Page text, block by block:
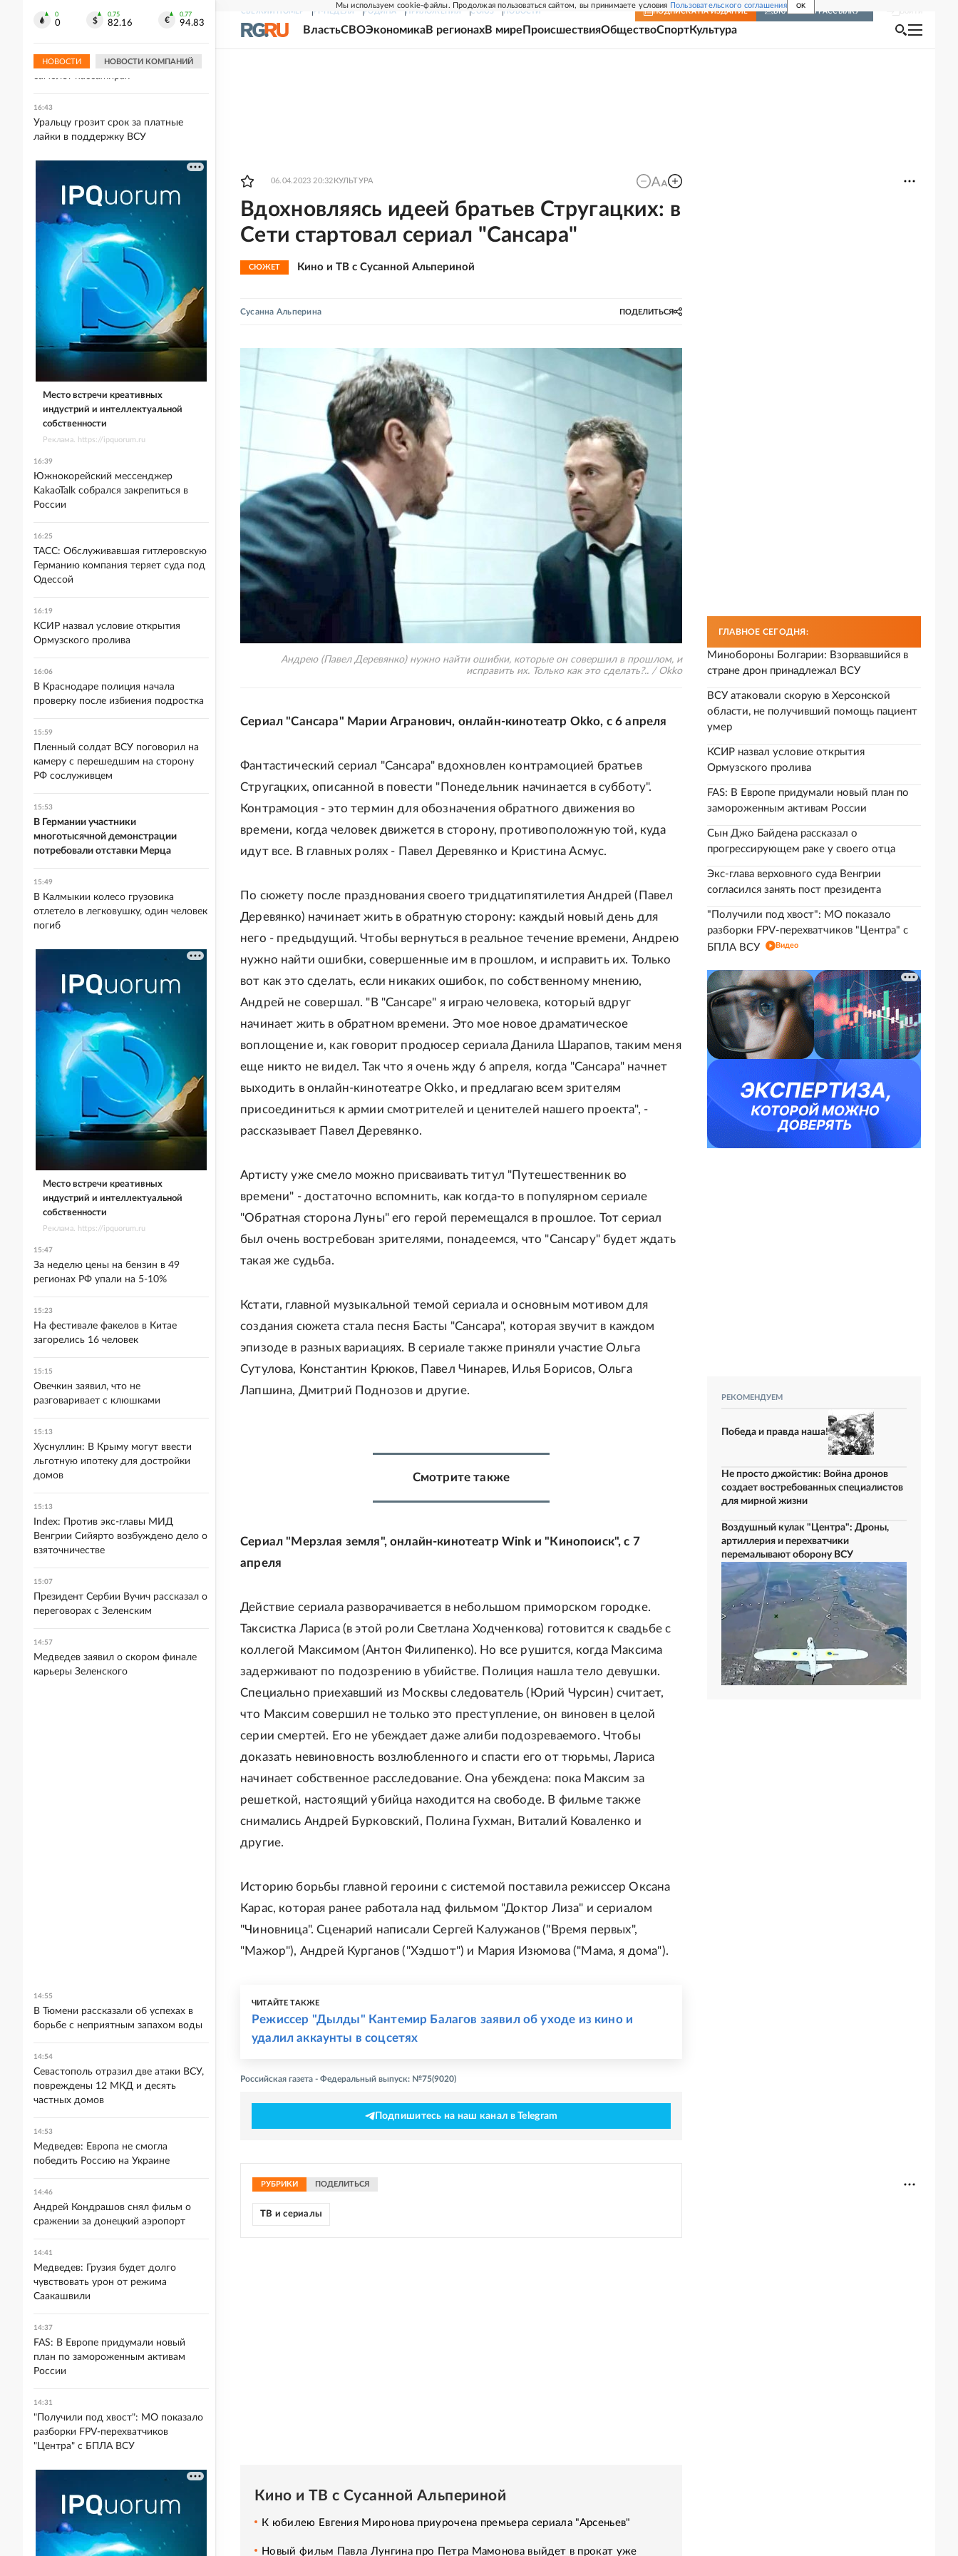
Мы используем cookie-файлы. Продолжая пользоваться сайтом, вы принимаете условия Пользовательского соглашения OK
СВЕЖИЙ НОМЕР РГ-НЕДЕЛЯ РОДИНА ПРИЛОЖЕНИЯ СОЮЗ НОВОСТИ ПОДПИСКА НА ИЗДАНИЕ ВКЛЮЧИТЬ РАССЫЛКУ
ВластьСВОЭкономикаВ регионахВ мире ПроисшествияОбществоСпортКультура
06.04.2023 20:32 КУЛЬТУРА
Вдохновляясь идеей братьев Стругацких: в
Сети стартовал сериал "Сансара"
СЮЖЕТ Кино и ТВ с Сусанной Альпериной
Сусанна Альперина ПОДЕЛИТЬСЯ
Андрею (Павел Деревянко) нужно найти ошибки, которые он совершил в прошлом, и
исправить их. Только как это сделать?.. / Okko
Сериал "Сансара" Марии Агранович, онлайн-кинотеатр Okko, с 6 апреля
Фантастический сериал "Сансара" вдохновлен контрамоцией братьев
Стругацких, описанной в повести "Понедельник начинается в субботу".
Контрамоция - это термин для обозначения обратного движения во
времени, когда человек движется в сторону, противоположную той, куда
идут все. В главных ролях - Павел Деревянко и Кристина Асмус.
По сюжету после празднования своего тридцатипятилетия Андрей (Павел
Деревянко) начинает жить в обратную сторону: каждый новый день для
него - предыдущий. Чтобы вернуться в реальное течение времени, Андрею
нужно найти ошибки, совершенные им в прошлом, и исправить их. Только
вот как это сделать, если никаких ошибок, по собственному мнению,
Андрей не совершал. "В "Сансаре" я играю человека, который вдруг
начинает жить в обратном времени. Это мое новое драматическое
воплощение и, как говорит продюсер сериала Данила Шарапов, таким меня
еще никто не видел. Так что я очень жду 6 апреля, когда "Сансара" начнет
выходить в онлайн-кинотеатре Okko, и предлагаю всем зрителям
присоединиться к армии смотрителей и ценителей нашего проекта", -
рассказывает Павел Деревянко.
Артисту уже смело можно присваивать титул "Путешественник во
времени" - достаточно вспомнить, как когда-то в популярном сериале
"Обратная сторона Луны" его герой перемещался в прошлое. Тот сериал
был очень востребован зрителями, понадеемся, что "Сансару" будет ждать
такая же судьба.
Кстати, главной музыкальной темой сериала и основным мотивом для
создания сюжета стала песня Басты "Сансара", которая звучит в каждом
эпизоде в разных вариациях. В сериале также приняли участие Ольга
Сутулова, Константин Крюков, Павел Чинарев, Илья Борисов, Ольга
Лапшина, Дмитрий Поднозов и другие.
Смотрите также
Сериал "Мерзлая земля", онлайн-кинотеатр Wink и "Кинопоиск", с 7
апреля
Действие сериала разворачивается в небольшом приморском городке.
Таксистка Лариса (в этой роли Светлана Ходченкова) готовится к свадьбе с
коллегой Максимом (Антон Филипенко). Но все рушится, когда Максима
задерживают по подозрению в убийстве. Полиция нашла тело девушки.
Специально приехавший из Москвы следователь (Юрий Чурсин) считает,
что Максим совершил не только это преступление, он виновен в целой
серии смертей. Его не убеждает даже алиби подозреваемого. Чтобы
доказать невиновность возлюбленного и спасти его от тюрьмы, Лариса
начинает собственное расследование. Она убеждена: пока Максим за
решеткой, настоящий убийца находится на свободе. В фильме также
снимались Андрей Бурковский, Полина Гухман, Виталий Коваленко и
другие.
Историю борьбы главной героини с системой поставила режиссер Оксана
Карас, которая ранее работала над фильмом "Доктор Лиза" и сериалом
"Чиновница". Сценарий написали Сергей Калужанов ("Время первых",
"Мажор"), Андрей Курганов ("Хэдшот") и Мария Изюмова ("Мама, я дома").
ЧИТАЙТЕ ТАКЖЕ
Режиссер "Дылды" Кантемир Балагов заявил об уходе из кино и
удалил аккаунты в соцсетях
Российская газета - Федеральный выпуск: №75(9020)
Подпишитесь на наш канал в Telegram
РУБРИКИ ПОДЕЛИТЬСЯ
ТВ и сериалы
Кино и ТВ с Сусанной Альпериной
К юбилею Евгения Миронова приурочена премьера сериала "Арсеньев"
Новый фильм Павла Лунгина про Петра Мамонова выйдет в прокат уже
ГЛАВНОЕ СЕГОДНЯ:
Минобороны Болгарии: Взорвавшийся в
стране дрон принадлежал ВСУ
ВСУ атаковали скорую в Херсонской
области, не получивший помощь пациент
умер
КСИР назвал условие открытия
Ормузского пролива
FAS: В Европе придумали новый план по
замороженным активам России
Сын Джо Байдена рассказал о
прогрессирующем раке у своего отца
Экс-глава верховного суда Венгрии
согласился занять пост президента
"Получили под хвост": МО показало
разборки FPV-перехватчиков "Центра" с
БПЛА ВСУ
Видео
РЕКОМЕНДУЕМ
Победа и правда наша!
Не просто джойстик: Война дронов
создает востребованных специалистов
для мирной жизни
Воздушный кулак "Центра": Дроны,
артиллерия и перехватчики
перемалывают оборону ВСУ
0
0
0.75
82.16
0.77
94.83
НОВОСТИ НОВОСТИ КОМПАНИЙ
данные о пытавшихся догнать
самолет пассажирах
16:43
Уральцу грозит срок за платные
лайки в поддержку ВСУ
Место встречи креативных
индустрий и интеллектуальной
собственности
Реклама. https://ipquorum.ru
16:39
Южнокорейский мессенджер
KakaoTalk собрался закрепиться в
России
16:25
ТАСС: Обслуживавшая гитлеровскую
Германию компания теряет суда под
Одессой
16:19
КСИР назвал условие открытия
Ормузского пролива
16:06
В Краснодаре полиция начала
проверку после избиения подростка
15:59
Пленный солдат ВСУ поговорил на
камеру с перешедшим на сторону
РФ сослуживцем
15:53
В Германии участники
многотысячной демонстрации
потребовали отставки Мерца
15:49
В Калмыкии колесо грузовика
отлетело в легковушку, один человек
погиб
Место встречи креативных
индустрий и интеллектуальной
собственности
Реклама. https://ipquorum.ru
15:47
За неделю цены на бензин в 49
регионах РФ упали на 5-10%
15:23
На фестивале факелов в Китае
загорелись 16 человек
15:15
Овечкин заявил, что не
разговаривает с клюшками
15:13
Хуснуллин: В Крыму могут ввести
льготную ипотеку для достройки
домов
15:13
Index: Против экс-главы МИД
Венгрии Сийярто возбуждено дело о
взяточничестве
15:07
Президент Сербии Вучич рассказал о
переговорах с Зеленским
14:57
Медведев заявил о скором финале
карьеры Зеленского
14:55
В Тюмени рассказали об успехах в
борьбе с неприятным запахом воды
14:54
Севастополь отразил две атаки ВСУ,
повреждены 12 МКД и десять
частных домов
14:53
Медведев: Европа не смогла
победить Россию на Украине
14:46
Андрей Кондрашов снял фильм о
сражении за донецкий аэропорт
14:41
Медведев: Грузия будет долго
чувствовать урон от режима
Саакашвили
14:37
FAS: В Европе придумали новый
план по замороженным активам
России
14:31
"Получили под хвост": МО показало
разборки FPV-перехватчиков
"Центра" с БПЛА ВСУ